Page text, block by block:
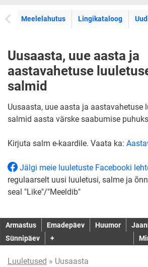
Meelelahutus Lingikataloog
Uusaasta, uue aasta ja
aastavahetuse
salmid
Uusaasta, uue aasta ja aastavahetuse
salmid aasta värske saabumise
Kirjuta salm e-kaardile. Vaata ka:
Jälgi meie luuletuste Facebooki
regulaarselt uusi luuletusi, salme ja
seal "Like"/"Meeldib"
Armastus Emadepäev Huumor
Sünnipäev
+
Luuletused » Uusaasta